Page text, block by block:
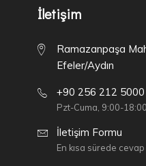
İletişim
Ramazanpaşa
Efeler/Aydın
+90 256 212
Pzt-Cuma, 9:00-18:00
İletişim Formu
En kısa sürede